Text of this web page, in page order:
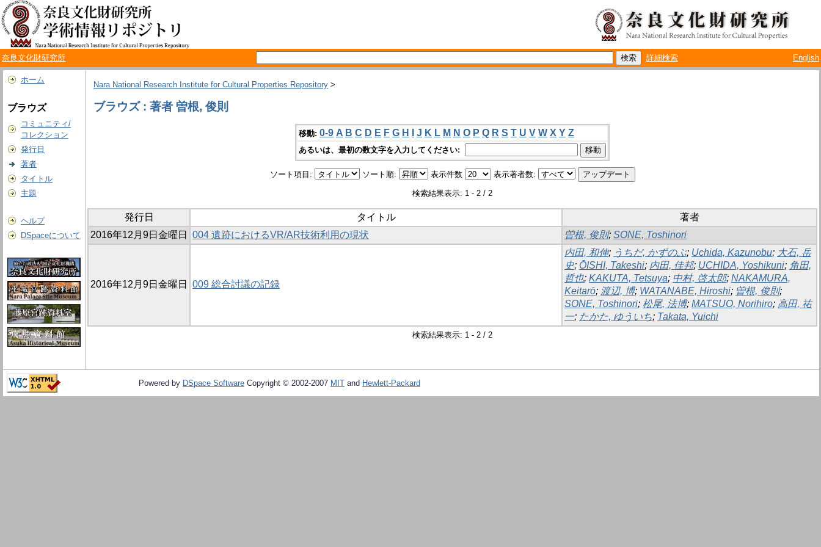
奈良文化財研究所 詳細検索 English
ホーム
ブラウズ
コミュニティ/
コレクション
発行日
著者
タイトル
主題
ヘルプ
DSpaceについて
Nara National Research Institute for Cultural Properties Repository >
ブラウズ : 著者 曽根, 俊則
移動: 0-9 A B C D E F G H J K L M N O P Q R S T U V W X Y Z
あるいは、最初の数文字を入力してください:
ソート項目: ソート順: 表示件数 表示著者数:
検索結果表示: 1 - 2 / 2
発行日 タイトル
著者
2016年12月9日金曜日
004 遺跡におけるVR/AR技術利用の現状 曽根, 俊則; SONE, Toshinori
2016年12月9日金曜日 009 総合討議の記録
内田, 和伸; うちだ, かずのぶ; Uchida, Kazunobu; 大石, 岳
史; ŌISHI, Takeshi; 内田, 佳邦; UCHIDA, Yoshikuni; 角田,
哲也; KAKUTA, Tetsuya; 中村, 啓太郎; NAKAMURA,
Keitarō; 渡辺, 博; WATANABE, Hiroshi; 曽根, 俊則;
SONE, Toshinori; 松尾, 法博; MATSUO, Norihiro; 高田, 祐
一; たかた, ゆういち; Takata, Yuichi
検索結果表示: 1 - 2 / 2
Powered by DSpace Software Copyright © 2002-2007 MIT and Hewlett-Packard